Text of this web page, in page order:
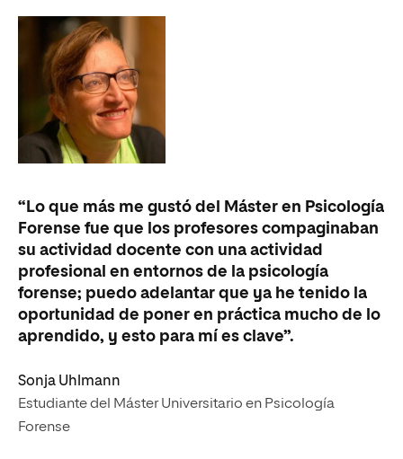
“Lo que más me gustó del Máster en Psicología
Forense fue que los profesores compaginaban
su actividad docente con una actividad
profesional en entornos de la psicología
forense; puedo adelantar que ya he tenido la
oportunidad de poner en práctica mucho de lo
aprendido, y esto para mí es clave”.
Sonja Uhlmann
Estudiante del Máster Universitario en Psicología
Forense